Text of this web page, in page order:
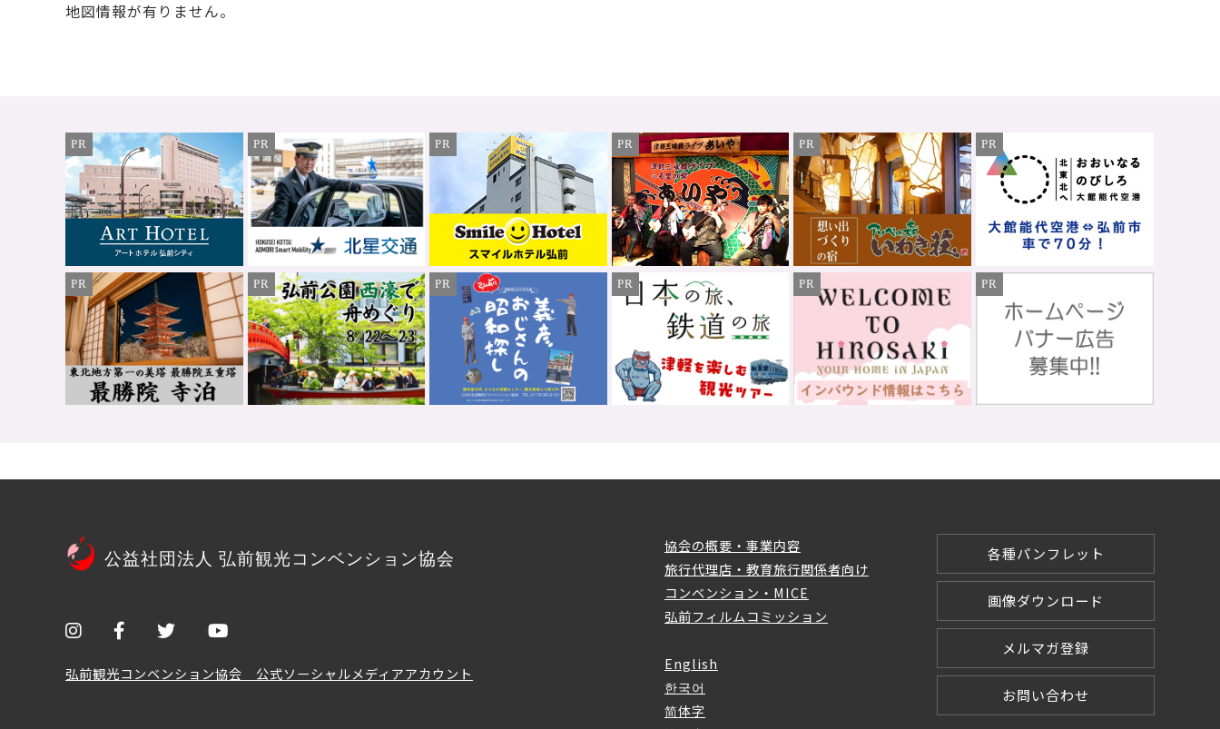
地図情報が有りません。
PR PR PR PR PR PR
PR PR PR PR PR PR
公益社団法人 弘前観光コンベンション協会
弘前観光コンベンション協会 公式ソーシャルメディアアカウント
協会の概要・事業内容
旅行代理店・教育旅行関係者向け
コンベンション・MICE
弘前フィルムコミッション
English
한국어
简体字
各種パンフレット
画像ダウンロード
メルマガ登録
お問い合わせ